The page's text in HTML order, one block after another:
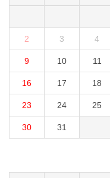
2 3 4
9 10 11
16 17 18
23 24 25
30 31